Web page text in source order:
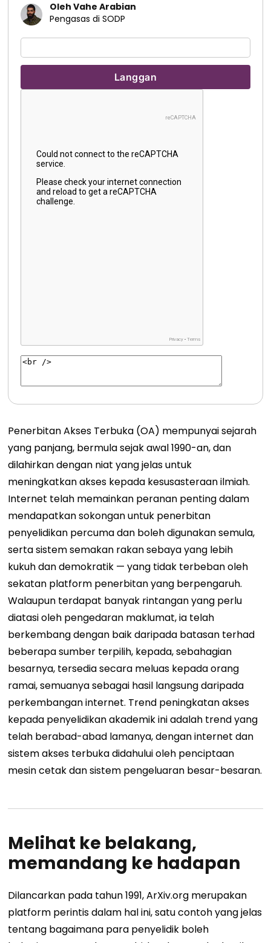
Oleh Vahe Arabian
Pengasas di SODP
Penerbitan Akses Terbuka (OA) mempunyai sejarah
yang panjang, bermula sejak awal 1990-an, dan
dilahirkan dengan niat yang jelas untuk
meningkatkan akses kepada kesusasteraan ilmiah.
Internet telah memainkan peranan penting dalam
mendapatkan sokongan untuk penerbitan
penyelidikan percuma dan boleh digunakan semula,
serta sistem semakan rakan sebaya yang lebih
kukuh dan demokratik — yang tidak terbeban oleh
sekatan platform penerbitan yang berpengaruh.
Walaupun terdapat banyak rintangan yang perlu
diatasi oleh pengedaran maklumat, ia telah
berkembang dengan baik daripada batasan terhad
beberapa sumber terpilih, kepada, sebahagian
besarnya, tersedia secara meluas kepada orang
ramai, semuanya sebagai hasil langsung daripada
perkembangan internet. Trend peningkatan akses
kepada penyelidikan akademik ini adalah trend yang
telah berabad-abad lamanya, dengan internet dan
sistem akses terbuka didahului oleh penciptaan
mesin cetak dan sistem pengeluaran besar-besaran.
Melihat ke belakang,
memandang ke hadapan
Dilancarkan pada tahun 1991, ArXiv.org merupakan
platform perintis dalam hal ini, satu contoh yang jelas
tentang bagaimana para penyelidik boleh